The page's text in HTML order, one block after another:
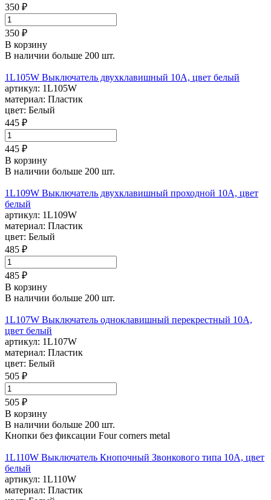
350 ₽
350 ₽
В корзину
В наличии больше 200 шт.
1L105W Выключатель двухклавишный 10А, цвет белый
артикул: 1L105W
материал: Пластик
цвет: Белый
445 ₽
445 ₽
В корзину
В наличии больше 200 шт.
1L109W Выключатель двухклавишный проходной 10А, цвет
белый
артикул: 1L109W
материал: Пластик
цвет: Белый
485 ₽
485 ₽
В корзину
В наличии больше 200 шт.
1L107W Выключатель одноклавишный перекрестный 10А,
цвет белый
артикул: 1L107W
материал: Пластик
цвет: Белый
505 ₽
505 ₽
В корзину
В наличии больше 200 шт.
Кнопки без фиксации Four corners metal
1L110W Выключатель Кнопочный Звонкового типа 10А, цвет
белый
артикул: 1L110W
материал: Пластик